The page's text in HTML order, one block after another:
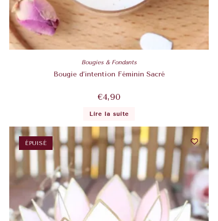
Bougies & Fondants
Bougie d’intention Féminin Sacré
€4,90
Lire la suite
ÉPUISÉ